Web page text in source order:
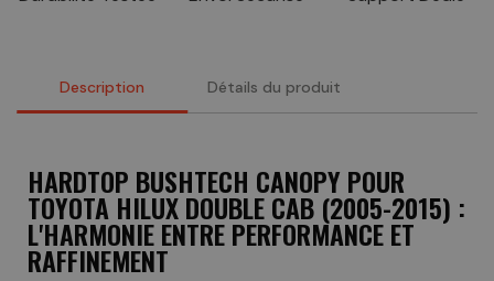
Description Détails du produit
HARDTOP BUSHTECH CANOPY POUR
TOYOTA HILUX DOUBLE CAB (2005-2015) :
L'HARMONIE ENTRE PERFORMANCE ET
RAFFINEMENT